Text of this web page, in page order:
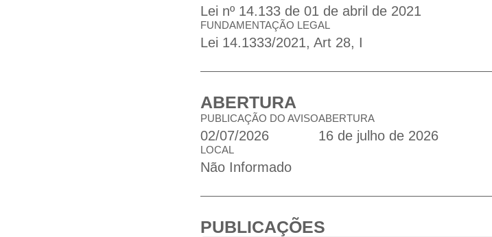
Lei nº 14.133 de 01 de abril de 2021
FUNDAMENTAÇÃO LEGAL
Lei 14.1333/2021, Art 28, I
ABERTURA
PUBLICAÇÃO DO AVISO
02/07/2026
ABERTURA
16 de julho de 2026
LOCAL
Não Informado
PUBLICAÇÕES